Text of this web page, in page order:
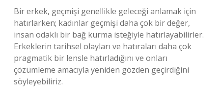
Bir erkek, geçmişi genellikle geleceği anlamak için
hatırlarken; kadınlar geçmişi daha çok bir değer,
insan odaklı bir bağ kurma isteğiyle hatırlayabilirler.
Erkeklerin tarihsel olayları ve hatıraları daha çok
pragmatik bir lensle hatırladığını ve onları
çözümleme amacıyla yeniden gözden geçirdiğini
söyleyebiliriz.